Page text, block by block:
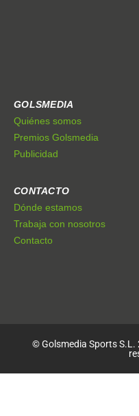
GOLSMEDIA
Quiénes somos
Premios Golsmedia
Publicidad
CONTACTO
Dónde estamos
Trabaja con nosotros
Contacto
© Golsmedia Sports S.L.